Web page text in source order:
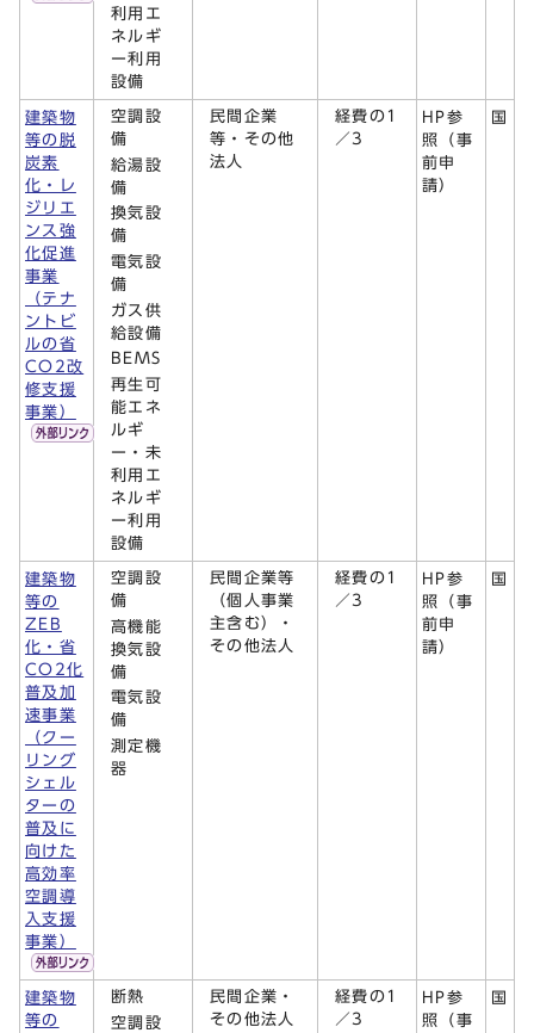
利用エ
ネルギ
ー利用
設備
建築物
等の脱
炭素
化・レ
ジリエ
ンス強
化促進
事業
（テナ
ントビ
ルの省
CO2改
修支援
事業）
空調設
備
給湯設
備
換気設
備
電気設
備
ガス供
給設備
BEMS
再生可
能エネ
ルギ
ー・未
利用エ
ネルギ
ー利用
設備
民間企業
等・その他
法人
経費の1
／3
HP参
照（事
前申
請）
国
建築物
等の
ZEB
化・省
CO2化
普及加
速事業
（クー
リング
シェル
ターの
普及に
向けた
高効率
空調導
入支援
事業）
空調設
備
高機能
換気設
備
電気設
備
測定機
器
民間企業等
（個人事業
主含む）・
その他法人
経費の1
／3
HP参
照（事
前申
請）
国
建築物
等の
断熱
空調設
民間企業・
その他法人
経費の1
／3
HP参
照（事
国